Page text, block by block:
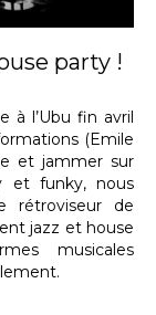
party !
à l’Ubu fin avril
(Emile
et jammer sur
et funky, nous
rétroviseur de
jazz et house
musicales